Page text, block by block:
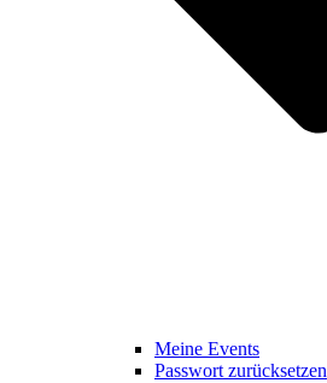
Meine Events
Passwort zurücksetzen